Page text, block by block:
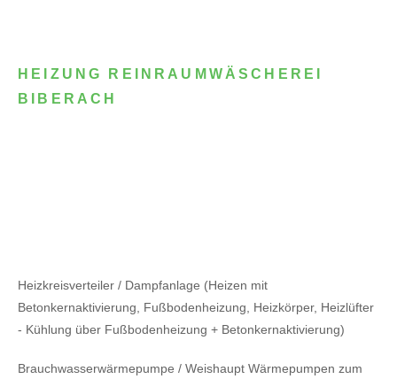
HEIZUNG REINRAUMWÄSCHEREI
BIBERACH
Heizkreisverteiler / Dampfanlage (Heizen mit
Betonkernaktivierung, Fußbodenheizung, Heizkörper, Heizlüfter
- Kühlung über Fußbodenheizung + Betonkernaktivierung)
Brauchwasserwärmepumpe / Weishaupt Wärmepumpen zum